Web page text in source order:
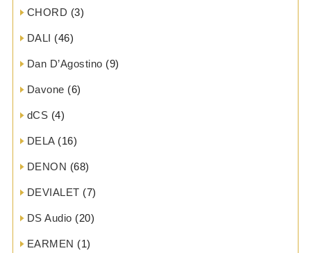
CHORD (3)
DALI (46)
Dan D’Agostino (9)
Davone (6)
dCS (4)
DELA(16)
DENON (68)
DEVIALET (7)
DS Audio (20)
EARMEN (1)